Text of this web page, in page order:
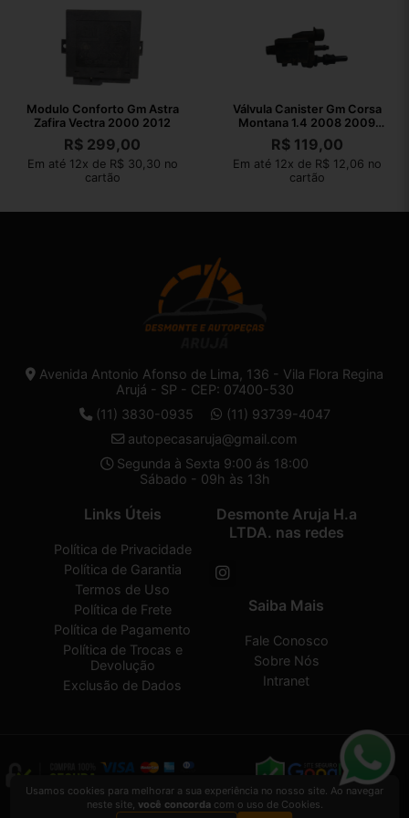
Modulo Conforto Gm Astra
Zafira Vectra 2000 2012
R$ 299,00
Em até 12x de R$ 30,30 no
cartão
Válvula Canister Gm Corsa
Montana 1.4 2008 2009
2010
R$119,00
Em até 12x de R$ 12,06 no
cartão
Avenida Antonio Afonso de Lima, 136 - Vila Flora Regina
Arujá - SP - CEP: 07400-530
(11) 3830-0935
(11) 93739-4047
autopecasaruja@gmail.com
Segunda à Sexta 9:00 ás 18:00
Sábado - 09h às 13h
Links Úteis
Política de Privacidade
Política de Garantia
Termos de Uso
Política de Frete
Política de Pagamento
Política de Trocas e
Devolução
Exclusão de Dados
Desmonte Aruja H.a
LTDA. nas redes
Saiba Mais
Fale Conosco
Sobre Nós
Intranet
Desmonte Aruja H.a LTDA.2026 CREATED BY VAAPT
Usamos cookies para melhorar a sua experiência no nosso site. Ao navegar
neste site, você concordacom o uso de Cookies.